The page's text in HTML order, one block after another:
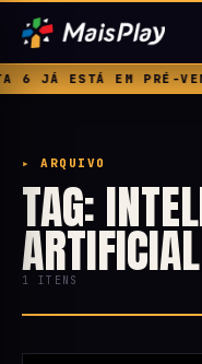
JÁ ESTÁ EM PRÉ-
▸ ARQUIVO
TAG:
ARTIFICIAL
1 ITENS